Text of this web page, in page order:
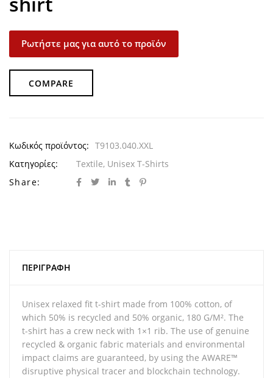
Ρωτήστε μας για αυτό το προϊόν
COMPARE
Κωδικός προϊόντος: T9103.040.XXL
Κατηγορίες:
Textile, Unisex T-Shirts
Share:
ΠΕΡΙΓΡΑΦΉ
Unisex relaxed fit t-shirt made from 100% cotton, of
which 50% is recycled and 50% organic, 180 G/M². The
t-shirt has a crew neck with 1×1 rib. The use of genuine
recycled & organic fabric materials and environmental
impact claims are guaranteed, by using the AWARE™
disruptive physical tracer and blockchain technology.